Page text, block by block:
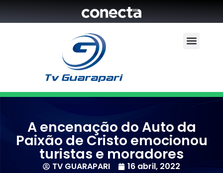
A encenação do Auto da
Paixão de Cristo emocionou
turistas e moradores
TV GUARAPARI 16 abril, 2022